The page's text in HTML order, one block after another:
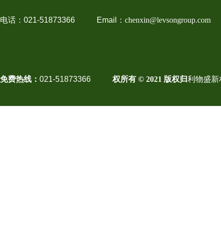
电话：021-51873366 Email： chenxin@levsongroup.com
免费热线： 021-51873366 权所有 © 2021 版权归利物盛新